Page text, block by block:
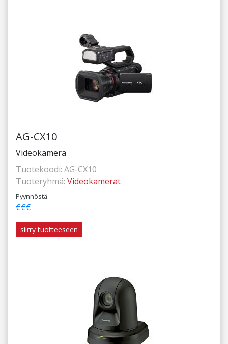
AG-CX10
Videokamera
Tuotekoodi: AG-CX10
Tuoteryhmä: Videokamerat
Pyynnöstä
€€€
siirry tuotteeseen